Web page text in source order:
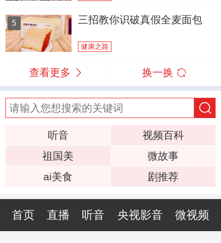
5 三招教你识破真假全麦面包
健康之路
查看更多 换一换
听音
视频百科
祖国美
微故事
ai美食
剧推荐
首页 直播 听音 央视影音 微视频